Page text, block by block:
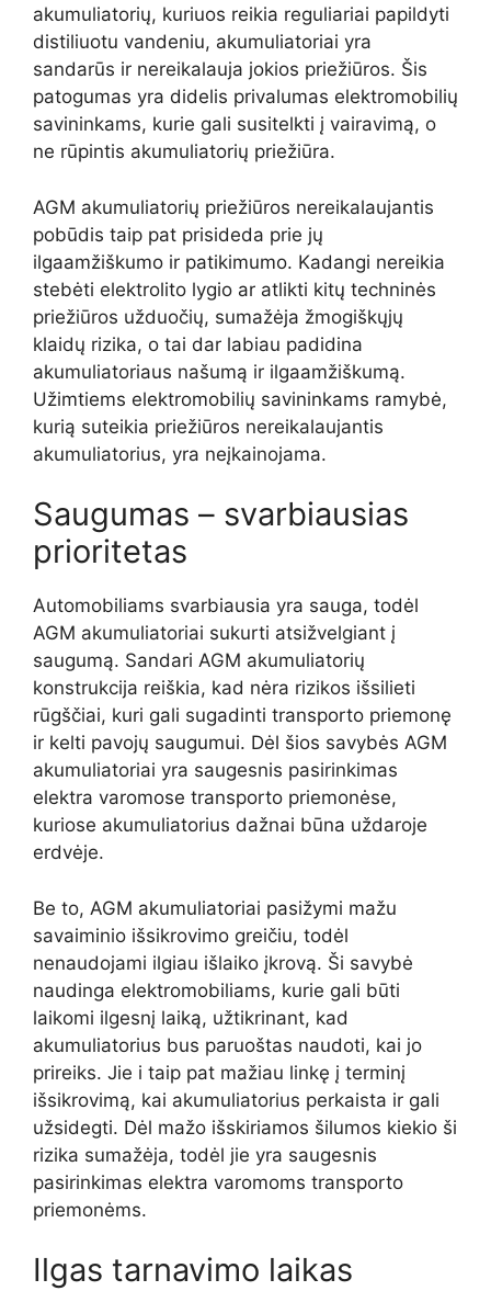
akumuliatorių, kuriuos reikia reguliariai papildyti
distiliuotu vandeniu, akumuliatoriai yra
sandarūs ir nereikalauja jokios priežiūros. Šis
patogumas yra didelis privalumas elektromobilių
savininkams, kurie gali susitelkti į vairavimą, o
ne rūpintis akumuliatorių priežiūra.
AGM akumuliatorių priežiūros nereikalaujantis
pobūdis taip pat prisideda prie jų
ilgaamžiškumo ir patikimumo. Kadangi nereikia
stebėti elektrolito lygio ar atlikti kitų techninės
priežiūros užduočių, sumažėja žmogiškųjų
klaidų rizika, o tai dar labiau padidina
akumuliatoriaus našumą ir ilgaamžiškumą.
Užimtiems elektromobilių savininkams ramybė,
kurią suteikia priežiūros nereikalaujantis
akumuliatorius, yra neįkainojama.
Saugumas – svarbiausias
prioritetas
Automobiliams svarbiausia yra sauga, todėl
AGM akumuliatoriai sukurti atsižvelgiant į
saugumą. Sandari AGM akumuliatorių
konstrukcija reiškia, kad nėra rizikos išsilieti
rūgščiai, kuri gali sugadinti transporto priemonę
ir kelti pavojų saugumui. Dėl šios savybės AGM
akumuliatoriai yra saugesnis pasirinkimas
elektra varomose transporto priemonėse,
kuriose akumuliatorius dažnai būna uždaroje
erdvėje.
Be to, AGM akumuliatoriai pasižymi mažu
savaiminio išsikrovimo greičiu, todėl
nenaudojami ilgiau išlaiko įkrovą. Ši savybė
naudinga elektromobiliams, kurie gali būti
laikomi ilgesnį laiką, užtikrinant, kad
akumuliatorius bus paruoštas naudoti, kai jo
prireiks. Jie i taip pat mažiau linkę į terminį
išsikrovimą, kai akumuliatorius perkaista ir gali
užsidegti. Dėl mažo išskiriamos šilumos kiekio ši
rizika sumažėja, todėl jie yra saugesnis
pasirinkimas elektra varomoms transporto
priemonėms.
Ilgas tarnavimo laikas